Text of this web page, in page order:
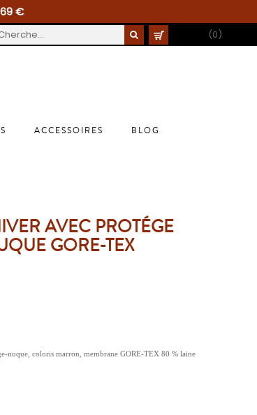
€
(0)
ACCESSOIRES BLOG
AVEC PROTÉGE
GORE-TEX
nuque, coloris marron, membrane GORE-TEX 80 % laine